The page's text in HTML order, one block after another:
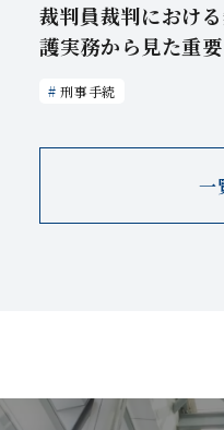
裁判員裁判におけ
護実務から見た重
刑事手続
一